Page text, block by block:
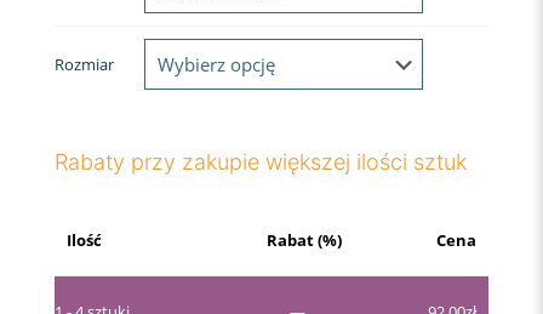
Rozmiar
Rabaty przy zakupie większej ilości sztuk
Ilość Rabat (%) Cena